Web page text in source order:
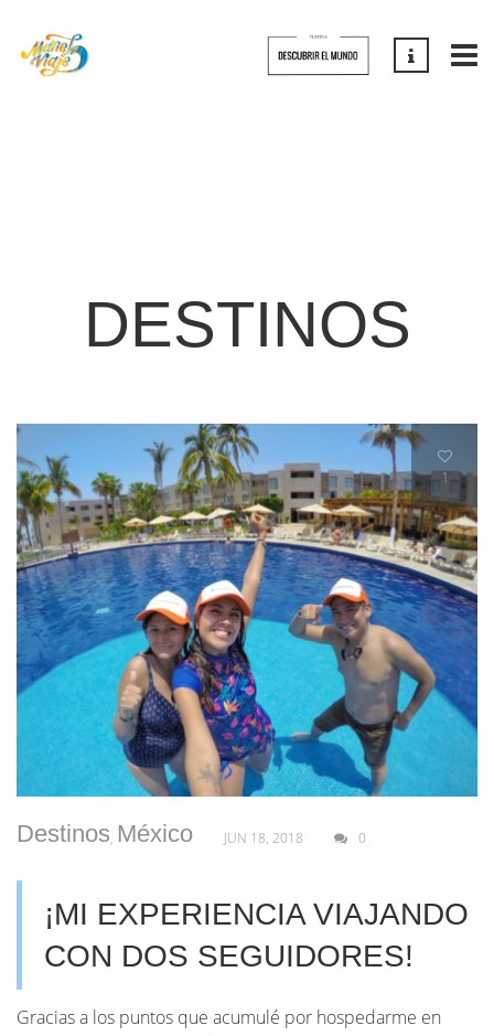
DESTINOS
1
Destinos, México JUN 18, 2018 0
¡MI EXPERIENCIA VIAJANDO
CON DOS SEGUIDORES!
Gracias a los puntos que acumulé por hospedarme en